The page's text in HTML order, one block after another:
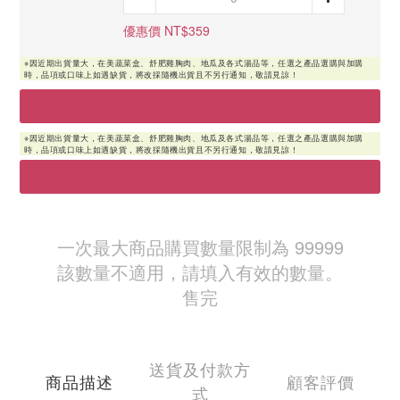
優惠價 NT$359
一次最大商品購買數量限制為 99999
該數量不適用，請填入有效的數量。
售完
商品描述
送貨及付款方
式
顧客評價